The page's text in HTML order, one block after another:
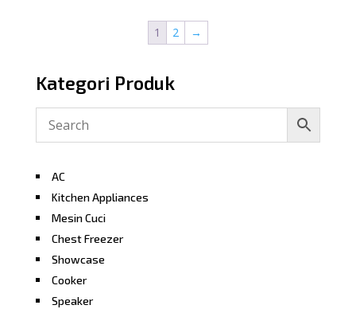
1 2 →
Kategori Produk
AC
Kitchen Appliances
Mesin Cuci
Chest Freezer
Showcase
Cooker
Speaker